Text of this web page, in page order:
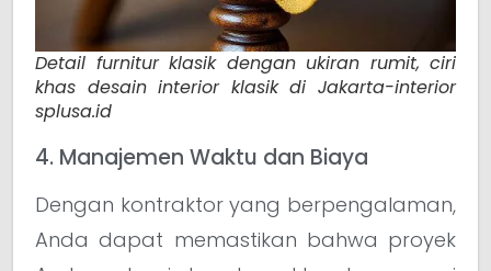
Detail furnitur klasik dengan ukiran rumit, ciri
khas desain interior klasik di Jakarta-interior
splusa.id
4. Manajemen Waktu dan Biaya
Dengan kontraktor yang berpengalaman,
Anda dapat memastikan bahwa proyek